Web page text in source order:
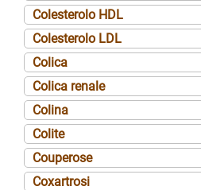
Colesterolo HDL
Colesterolo LDL
Colica
Colica renale
Colina
Colite
Couperose
Coxartrosi